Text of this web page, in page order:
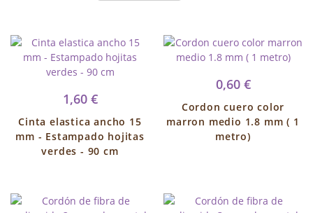
1,60 €
Cinta elastica ancho 15
mm - Estampado hojitas
verdes - 90 cm
0,60 €
Cordon cuero color
marron medio 1.8 mm ( 1
metro)